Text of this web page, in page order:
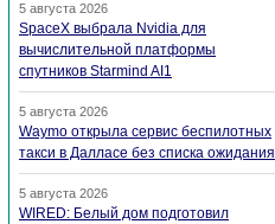
5 августа 2026
SpaceX выбрала Nvidia для
вычислительной платформы
спутников Starmind AI1
5 августа 2026
Waymo открыла сервис беспилотных
такси в Далласе без списка ожидания
5 августа 2026
WIRED: Белый дом подготовил